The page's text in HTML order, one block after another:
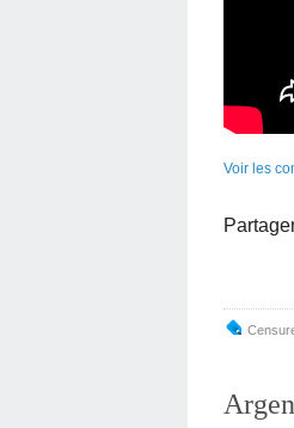
Voir les